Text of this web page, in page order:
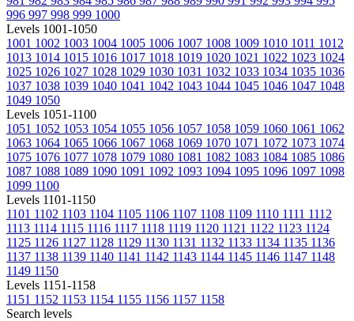
996 997 998 999 1000
Levels 1001-1050
1001 1002 1003 1004 1005 1006 1007 1008 1009 1010 1011 1012
1013 1014 1015 1016 1017 1018 1019 1020 1021 1022 1023 1024
1025 1026 1027 1028 1029 1030 1031 1032 1033 1034 1035 1036
1037 1038 1039 1040 1041 1042 1043 1044 1045 1046 1047 1048
1049 1050
Levels 1051-1100
1051 1052 1053 1054 1055 1056 1057 1058 1059 1060 1061 1062
1063 1064 1065 1066 1067 1068 1069 1070 1071 1072 1073 1074
1075 1076 1077 1078 1079 1080 1081 1082 1083 1084 1085 1086
1087 1088 1089 1090 1091 1092 1093 1094 1095 1096 1097 1098
1099 1100
Levels 1101-1150
1101 1102 1103 1104 1105 1106 1107 1108 1109 1110 1111 1112
1113 1114 1115 1116 1117 1118 1119 1120 1121 1122 1123 1124
1125 1126 1127 1128 1129 1130 1131 1132 1133 1134 1135 1136
1137 1138 1139 1140 1141 1142 1143 1144 1145 1146 1147 1148
1149 1150
Levels 1151-1158
1151 1152 1153 1154 1155 1156 1157 1158
Search levels